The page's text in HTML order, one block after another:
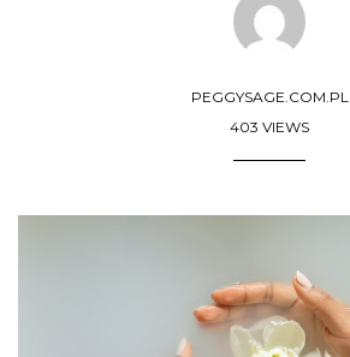
PEGGYSAGE.COM.PL
403 VIEWS